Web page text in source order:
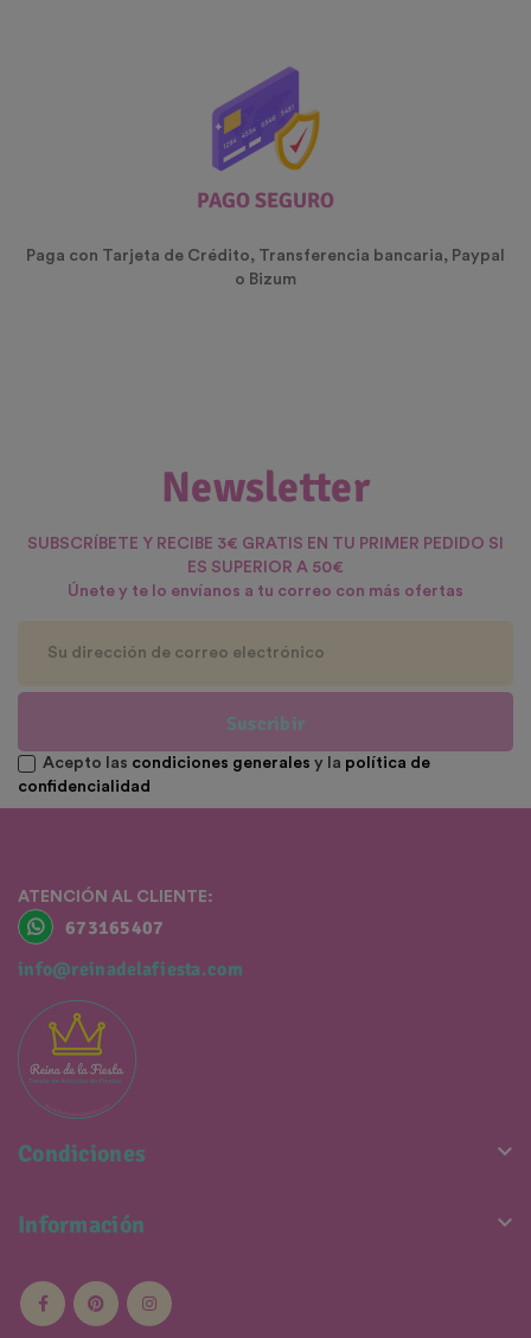
PAGO SEGURO
Paga con Tarjeta de Crédito, Transferencia bancaria, Paypal
o Bizum
Newsletter
SUBSCRÍBETE Y RECIBE 3€ GRATIS EN TU PRIMER PEDIDO SI
ES SUPERIOR A 50€
Únete y te lo envíanos a tu correo con más ofertas
Suscribir
Acepto las condiciones generales y la política de
confidencialidad
ATENCIÓN AL CLIENTE:
673165407
info@reinadelafiesta.com
Condiciones 
Información 